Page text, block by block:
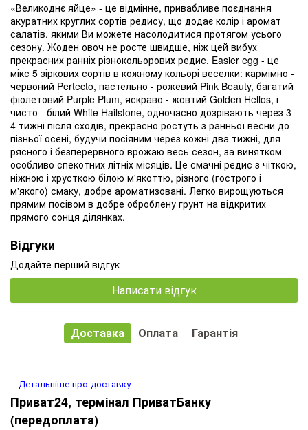
«Великоднє яйце» - це відмінне, привабливе поєднання
акуратних круглих сортів редису, що додає колір і аромат
салатів, якими Ви можете насолодитися протягом усього
сезону. Жоден овоч не росте швидше, ніж цей вибух
прекрасних ранніх різнокольорових редис. Easier egg - це
мікс 5 зіркових сортів в кожному кольорі веселки: кармімно -
червоний Pertecto, пастельно - рожевий Pink Beauty, багатий
фіолетовий Purple Plum, яскраво - жовтий Golden Hellos, і
чисто - білий White Hailstone, одночасно дозрівають через 3-
4 тижні після сходів, прекрасно ростуть з ранньої весни до
пізньої осені, будучи посіяним через кожні два тижні, для
рясного і безперервного врожаю весь сезон, за винятком
особливо спекотних літніх місяців. Це смачні редис з чіткою,
ніжною і хрусткою білою м'якоттю, різного (гострого і
м'якого) смаку, добре ароматизовані. Легко вирощуються
прямим посівом в добре оброблену грунт на відкритих
прямого сонця ділянках.
Відгуки
Додайте перший відгук
Написати відгук
Доставка Оплата Гарантія
Детальніше про доставку
Приват24, термінал ПриватБанку
(передоплата)